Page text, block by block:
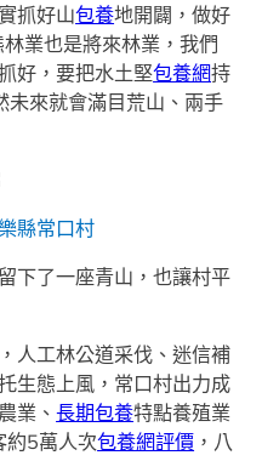
抓好山包養地開闢，做好
業也是將來林業，我們
好，要把水土堅包養網持
未來就會滿目荒山、兩手
縣常口村
下了一座青山，也讓村平
人工林公道采伐、迷信補
生態上風，常口村出力成
農業、長期包養特點養殖業
約5萬人次包養網評價 ，八